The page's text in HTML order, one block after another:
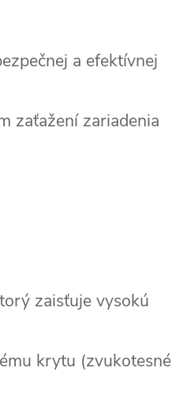
a efektívnej
zaťažení zariadenia
zaisťuje vysokú
krytu (zvukotesné